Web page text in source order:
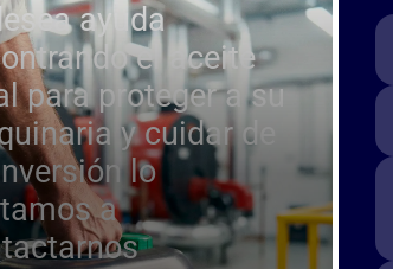
ayuda
el aceite
para proteger a su
y cuidar de
lo
a